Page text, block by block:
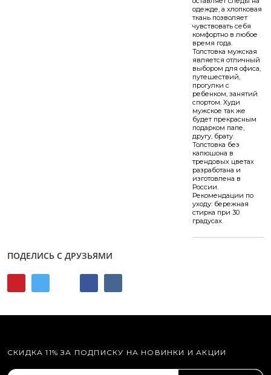
одежде, а хлопковая
ткань позволяет
чувствовать себя
комфортно в любое
время года.
Толстовка мужская
является отличный
выбором для офиса,
путешествий,
прогулки с
ребенком, занятий
спортом. Худи
мужское так же
будет прекрасным
подарком папе,
другу, брату.
Толстовка без
капюшона в
трендовых цветах
разработана и
изготовлена в
России.
Рекомендации по
уходу: бережная
стирка при 30
градусах.
ПОДЕЛИСЬ С ДРУЗЬЯМИ
СКИДКА 11% ЗА ПОДПИСКУ НА НОВИНКИ И АКЦИИ